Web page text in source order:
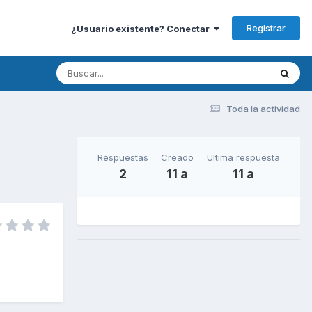
¿Usuario existente? Conectar Registrar
Toda la actividad
Respuestas
2
Creado
11 a
Última respuesta
11 a